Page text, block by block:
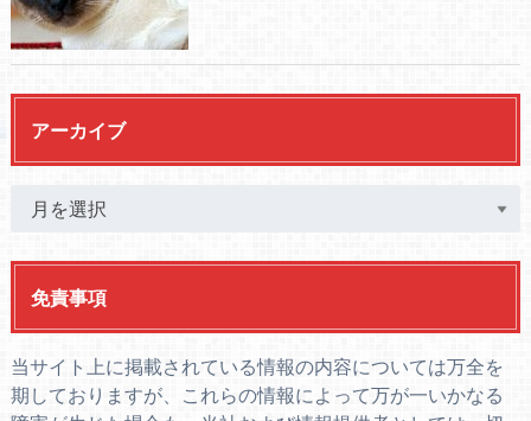
アーカイブ
免責事項
当サイト上に掲載されている情報の内容については万全を
期しておりますが、これらの情報によって万が一いかなる